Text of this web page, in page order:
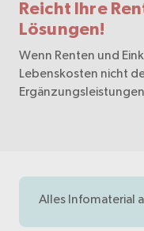
Reicht Ihre
Lösungen!
Wenn Renten und
Lebenskosten nicht
informiert in einfacher
Alles Infomaterial